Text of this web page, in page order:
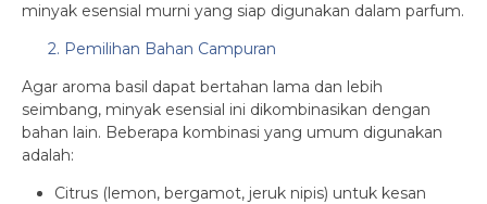
minyak esensial murni yang siap digunakan dalam parfum.
2. Pemilihan Bahan Campuran
Agar aroma basil dapat bertahan lama dan lebih
seimbang, minyak esensial ini dikombinasikan dengan
bahan lain. Beberapa kombinasi yang umum digunakan
adalah:
Citrus (lemon, bergamot, jeruk nipis) untuk kesan